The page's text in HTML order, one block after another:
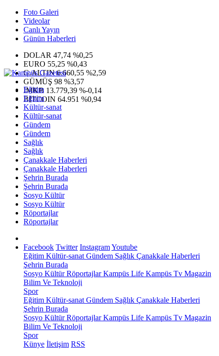
Foto Galeri
Videolar
Canlı Yayın
Günün Haberleri
DOLAR 47,74 %0,25
EURO 55,25 %0,43
G.ALTIN6.660,55 %2,59
GÜMÜŞ 98 %3,57
IMKB 13.779,39 %-0,14
BITCOIN 64.951 %0,94
Eğitim
Eğitim
Kültür-sanat
Kültür-sanat
Gündem
Gündem
Sağlık
Sağlık
Çanakkale Haberleri
Çanakkale Haberleri
Şehrin Burada
Şehrin Burada
Sosyo Kültür
Sosyo Kültür
Röportajlar
Röportajlar
Facebook Twitter InstagramYoutube
Eğitim Kültür-sanat Gündem Sağlık Çanakkale Haberleri
Şehrin Burada
Sosyo KültürRöportajlarKampüs Life Kampüs Tv Magazin
Bilim Ve Teknoloji
Spor
Eğitim Kültür-sanat Gündem Sağlık Çanakkale Haberleri
Şehrin Burada
Sosyo KültürRöportajlarKampüs Life Kampüs Tv Magazin
Bilim Ve Teknoloji
Spor
Künye İletişim RSS